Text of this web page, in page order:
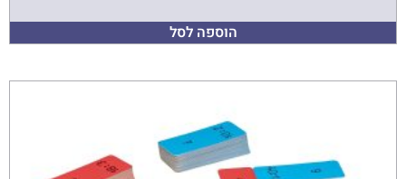
הוספה לסל